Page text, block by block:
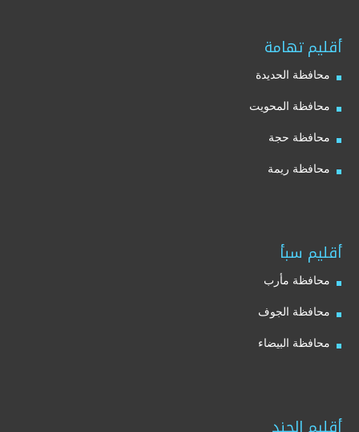
أقليم تهامة
محافظة الحديدة
محافظة المحويت
محافظة حجة
محافظة ريمة
أقليم سبأ
محافظة مأرب
محافظة الجوف
محافظة البيضاء